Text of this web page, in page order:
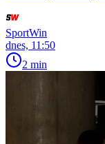
SportWin
dnes, 11:50
2 min